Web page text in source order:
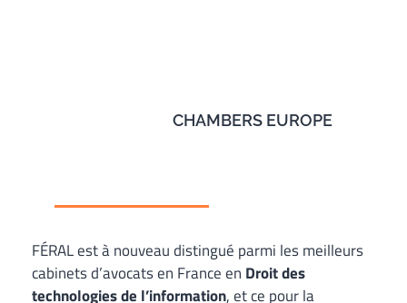
CHAMBERS EUROPE
FÉRAL est à nouveau distingué parmi les meilleurs
cabinets d’avocats en France en Droit des
technologies de l’information, et ce pour la